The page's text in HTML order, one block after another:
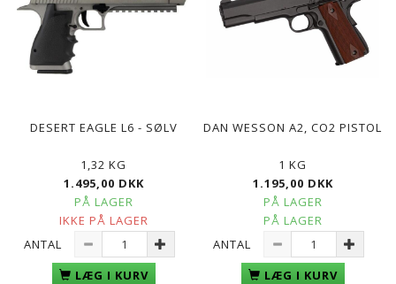
DESERT EAGLE L6 - SØLV
1,32 KG
1.495,00 DKK
PÅ LAGER
IKKE PÅ LAGER
ANTAL
LÆG I KURV
DAN WESSON A2, CO2 PISTOL
1 KG
1.195,00 DKK
PÅ LAGER
PÅ LAGER
ANTAL
LÆG I KURV